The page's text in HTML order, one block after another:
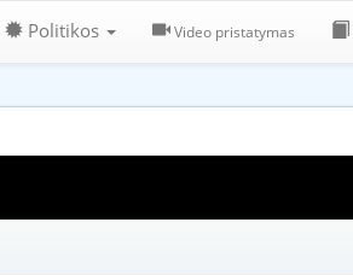
Politikos Video pristatymas